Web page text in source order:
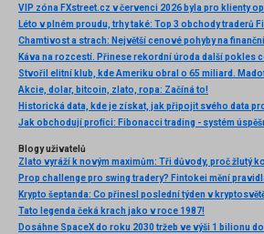
VIP zóna FXstreet.cz v červenci 2026 byla pro klienty
Káva na rozcestí. Přinese rekordní úroda další pokles
Akcie, dolar, bitcoin, zlato, ropa: Začíná to!
Blogy uživatelů
Prop challenge pro swing tradery? Fintokei mění
Tato legenda čeká krach jako v roce 1987!
Dosáhne SpaceX do roku 2030 tržeb ve výši 1 bilionu